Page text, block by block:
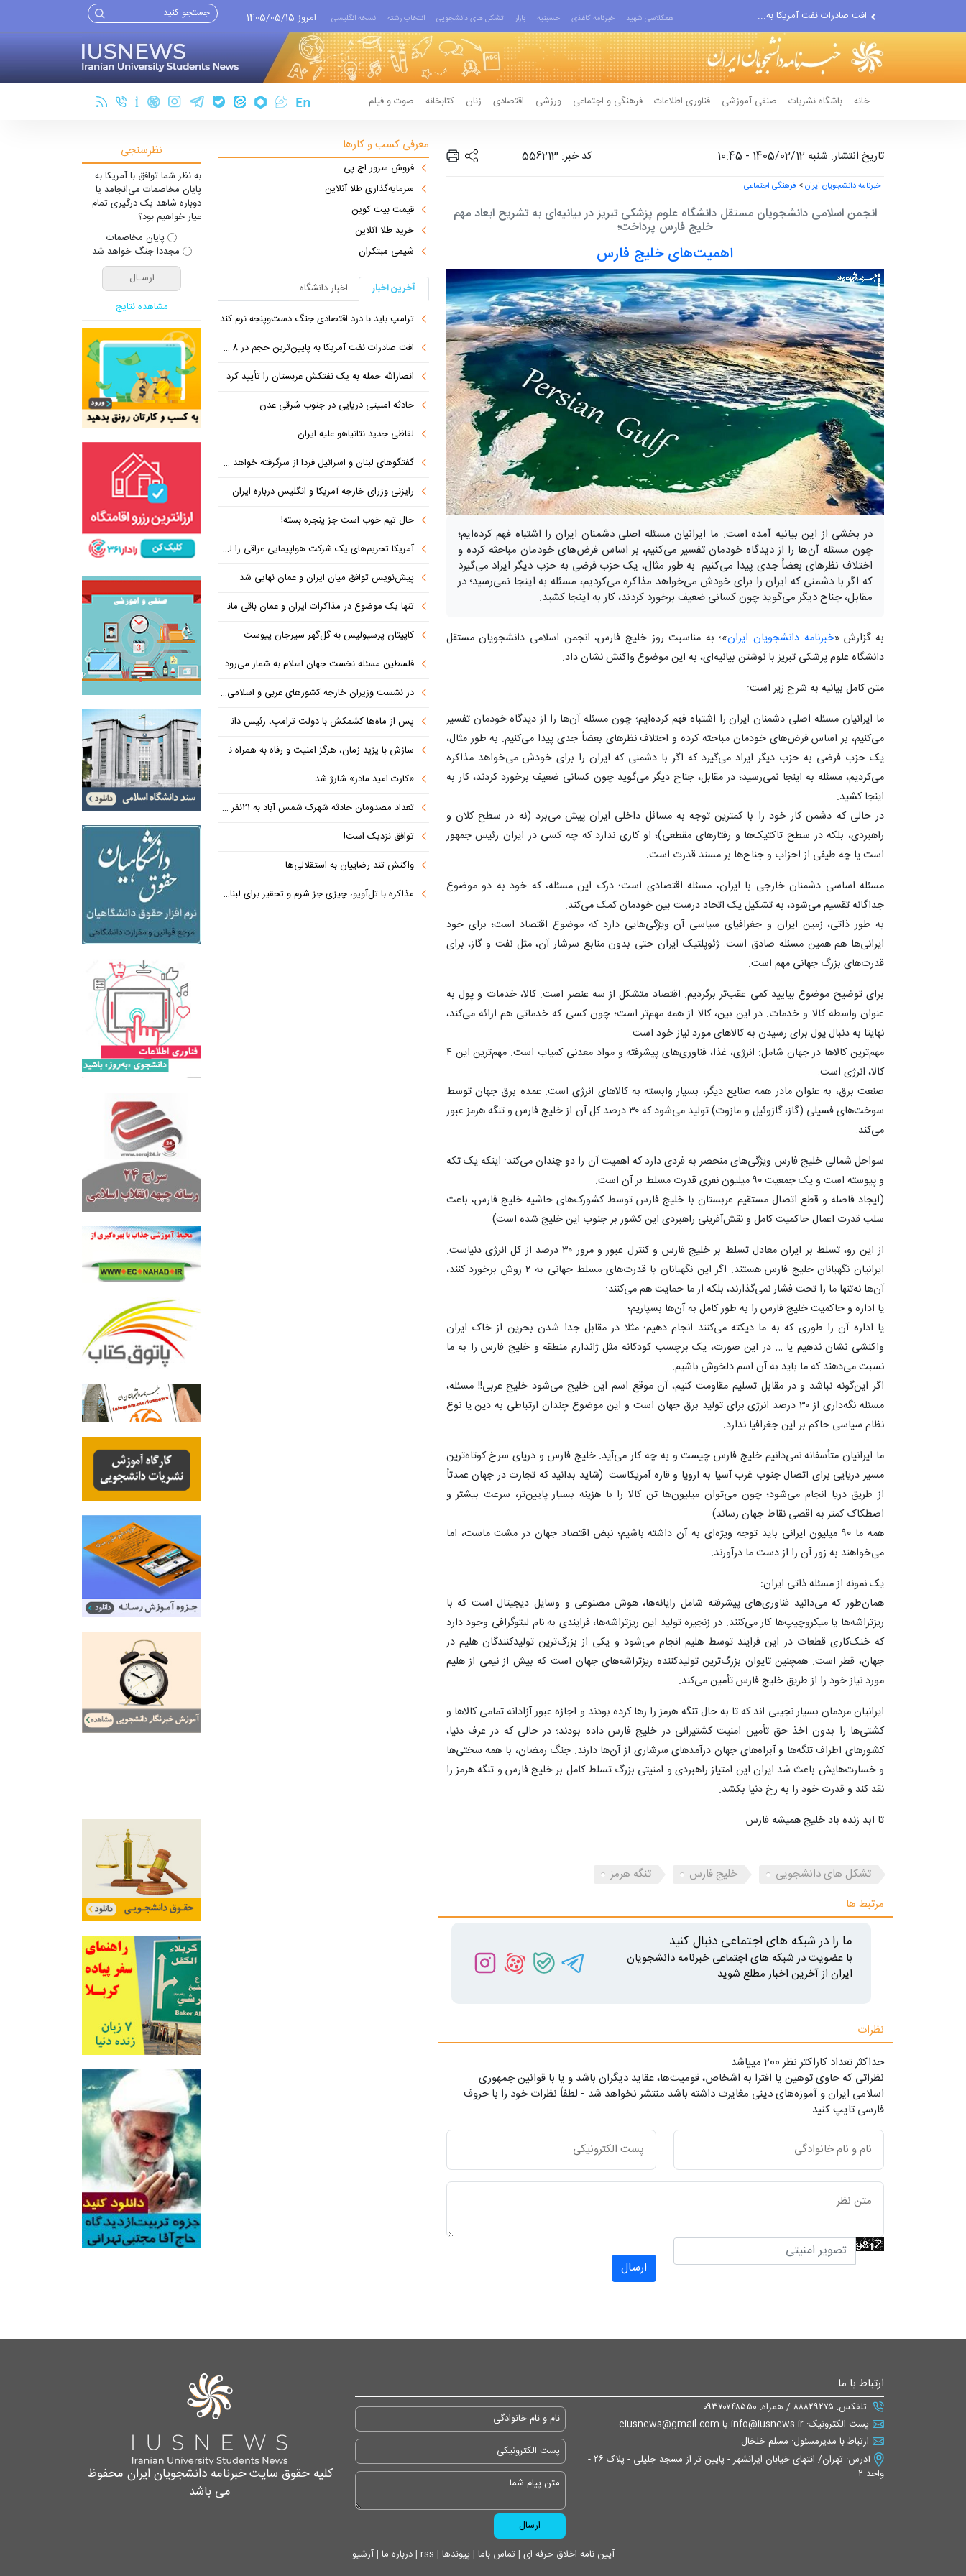
انصارالله حمله به یک نفتکش...
حادثه امنیتی دریایی در جنوب...
همکلاسی شهید خبرنامه کاغذی حسینیه بازار تشکل های دانشجویی انتخاب رشته نسخه انگلیسی امروز 1405/05/15
خانه باشگاه نشریات صنفی آموزشی فناوری اطلاعات فرهنگی و اجتماعی ورزشی اقتصادی زنان کتابخانه صوت و فیلم
تاریخ انتشار: شنبه 1405/02/12 - 10:45 کد خبر: 556213
خبرنامه دانشجویان ایران> فرهنگی اجتماعی
انجمن اسلامی دانشجویان مستقل دانشگاه علوم پزشکی تبریز در بیانیه‌ای به تشریح ابعاد مهم
خلیج فارس پرداخت؛
اهمیت‌های خلیج فارس
در بخشی از این بیانیه آمده است: ما ایرانیان مسئله اصلی دشمنان ایران را اشتباه فهم کرده‌ایم؛
چون مسئله آن‌ها را از دیدگاه خودمان تفسیر می‌کنیم، بر اساس فرض‌های خودمان مباحثه کرده و
اختلاف نظرهای بعضاً جدی پیدا می‌کنیم. به طور مثال، یک حزب فرضی به حزب دیگر ایراد می‌گیرد
که اگر با دشمنی که ایران را برای خودش می‌خواهد مذاکره می‌کردیم، مسئله به اینجا نمی‌رسید؛ در
مقابل، جناح دیگر می‌گوید چون کسانی ضعیف برخورد کردند، کار به اینجا کشید.
به گزارش «خبرنامه دانشجویان ایران»؛ به مناسبت روز خلیج فارس، انجمن اسلامی دانشجویان مستقل
دانشگاه علوم پزشکی تبریز با نوشتن بیانیه‌ای، به این موضوع واکنش نشان داد.
متن کامل بیانیه به شرح زیر است:
ما ایرانیان مسئله اصلی دشمنان ایران را اشتباه فهم کرده‌ایم؛ چون مسئله آن‌ها را از دیدگاه خودمان تفسیر
می‌کنیم، بر اساس فرض‌های خودمان مباحثه کرده و اختلاف نظرهای بعضاً جدی پیدا می‌کنیم. به طور مثال،
یک حزب فرضی به حزب دیگر ایراد می‌گیرد که اگر با دشمنی که ایران را برای خودش می‌خواهد مذاکره
می‌کردیم، مسئله به اینجا نمی‌رسید؛ در مقابل، جناح دیگر می‌گوید چون کسانی ضعیف برخورد کردند، کار به
اینجا کشید.
در حالی که دشمن کار خود را با کمترین توجه به مسائل داخلی ایران پیش می‌برد (نه در سطح کلان و
راهبردی، بلکه در سطح تاکتیک‌ها و رفتارهای مقطعی)؛ او کاری ندارد که چه کسی در ایران رئیس جمهور
است یا چه طیفی از احزاب و جناح‌ها بر مسند قدرت است.
مسئله اساسی دشمنان خارجی با ایران، مسئله اقتصادی است؛ درک این مسئله، که خود به دو موضوع
جداگانه تقسیم می‌شود، به تشکیل یک اتحاد درست بین خودمان کمک می‌کند.
به طور ذاتی، زمین ایران و جغرافیای سیاسی آن ویژگی‌هایی دارد که موضوع اقتصاد است؛ برای خود
ایرانی‌ها هم همین مسئله صادق است. ژئوپلتیک ایران حتی بدون منابع سرشار آن، مثل نفت و گاز، برای
قدرت‌های بزرگ جهانی مهم است.
برای توضیح موضوع بیایید کمی عقب‌تر برگردیم. اقتصاد متشکل از سه عنصر است: کالا، خدمات و پول به
عنوان واسطه کالا و خدمات. در این بین، کالا از همه مهم‌تر است؛ چون کسی که خدماتی هم ارائه می‌کند،
نهایتا به دنبال پول برای رسیدن به کالاهای مورد نیاز خود است.
مهم‌ترین کالاها در جهان شامل: انرژی، غذا، فناوری‌های پیشرفته و مواد معدنی کمیاب است. مهم‌ترین این ۴
کالا، انرژی است.
صنعت برق، به عنوان مادر همه صنایع دیگر، بسیار وابسته به کالاهای انرژی است. عمده برق جهان توسط
سوخت‌های فسیلی (گاز، گازوئیل و مازوت) تولید می‌شود که ۳۰ درصد کل آن از خلیج فارس و تنگه هرمز عبور
می‌کند.
سواحل شمالی خلیج فارس ویژگی‌های منحصر به فردی دارد که اهمیت آن را دو چندان می‌کند: اینکه یک تکه
و پیوسته است و یک جمعیت ۹۰ میلیون نفری قدرت مسلط بر آن است.
(ایجاد فاصله و قطع اتصال مستقیم عربستان با خلیج فارس توسط کشورک‌های حاشیه خلیج فارس، باعث
سلب قدرت اعمال حاکمیت کامل و نقش‌آفرینی راهبردی این کشور بر جنوب این خلیج شده است)
از این رو، تسلط بر ایران معادل تسلط بر خلیج فارس و کنترل عبور و مرور ۳۰ درصد از کل انرژی دنیاست.
ایرانیان نگهبانان خلیج فارس هستند. اگر این نگهبانان با قدرت‌های مسلط جهانی به ۲ روش برخورد کنند،
آن‌ها نه‌تنها ما را تحت فشار نمی‌گذارند، بلکه از ما حمایت هم می‌کنند:
یا اداره و حاکمیت خلیج فارس را به طور کامل به آن‌ها بسپاریم؛
یا اداره آن را طوری که به ما دیکته می‌کنند انجام دهیم؛ مثلا در مقابل جدا شدن بحرین از خاک ایران
واکنشی نشان ندهیم یا … در این صورت، یک برچسب کودکانه مثل ژاندارم منطقه و خلیج فارس را به ما
نسبت می‌دهند که ما باید به آن اسم دلخوش باشیم.
اگر این‌گونه نباشد و در مقابل تسلیم مقاومت کنیم، آن موقع اسم این خلیج می‌شود خلیج عربی!! مسئله،
مسئله نگه‌داری از ۳۰ درصد انرژی برای تولید برق جهان است و این موضوع چندان ارتباطی به دین یا نوع
نظام سیاسی حاکم بر این جغرافیا ندارد.
ما ایرانیان متأسفانه نمی‌دانیم خلیج فارس چیست و به چه کار می‌آید. خلیج فارس و دریای سرخ کوتاه‌ترین
مسیر دریایی برای اتصال جنوب غرب آسیا به اروپا و قاره آمریکاست. (شاید بدانید که تجارت در جهان عمدتاً
از طریق دریا انجام می‌شود؛ چون می‌توان میلیون‌ها تن کالا را با هزینه بسیار پایین‌تر، سرعت بیشتر و
اصطکاک کمتر به اقصی نقاط جهان رساند)
همه ما ۹۰ میلیون ایرانی باید توجه ویژه‌ای به آن داشته باشیم؛ نبض اقتصاد جهان در مشت ماست، اما
می‌خواهند به زور آن را از دست ما درآورند.
یک نمونه از مسئله ذاتی ایران:
همان‌طور که می‌دانید فناوری‌های پیشرفته شامل رایانه‌ها، هوش مصنوعی و وسایل دیجیتال است که با
ریزتراشه‌ها یا میکروچیپ‌ها کار می‌کنند. در زنجیره تولید این ریزتراشه‌ها، فرایندی به نام لیتوگرافی وجود دارد
که خنک‌کاری قطعات در این فرایند توسط هلیم انجام می‌شود و یکی از بزرگ‌ترین تولیدکنندگان هلیم در
جهان، قطر است. همچنین تایوان بزرگ‌ترین تولیدکننده ریزتراشه‌های جهان است که بیش از نیمی از هلیم
مورد نیاز خود را از طریق خلیج فارس تأمین می‌کند.
ایرانیان مردمان بسیار نجیبی اند که تا به حال تنگه هرمز را رها کرده بودند و اجازه عبور آزادانه تمامی کالاها و
کشتی‌ها را بدون اخذ حق تأمین امنیت کشتیرانی در خلیج فارس داده بودند؛ در حالی که در عرف دنیا،
کشورهای اطراف تنگه‌ها و آبراه‌های جهان درآمدهای سرشاری از آن‌ها دارند. جنگ رمضان، با همه سختی‌ها
و خسارت‌هایش باعث شد ایران این امتیاز راهبردی و امنیتی بزرگ تسلط کامل بر خلیج فارس و تنگه هرمز را
نقد کند و قدرت خود را به رخ دنیا بکشد.
تا ابد زنده باد خلیج همیشه فارس
تشکل های دانشجویی خلیج فارس
تنگه هرمز
مرتبط ها
ما را در شبکه های اجتماعی دنبال کنید
با عضویت در شبکه های اجتماعی خبرنامه دانشجویان
ایران از آخرین اخبار مطلع شوید
نظرات
حداکثر تعداد کاراکتر نظر 200 ميياشد
نظراتی که حاوی توهین یا افترا به اشخاص، قومیت‌ها، عقاید دیگران باشد و یا با قوانین جمهوری
اسلامی ایران و آموزه‌های دینی مغایرت داشته باشد منتشر نخواهد شد - لطفاً نظرات خود را با حروف
فارسی تایپ کنید
ارسال
معرفی کسب و کارها
فروش سرور اچ پی
سرمایه‌گذاری طلا آنلاین
قیمت بیت کوین
خرید طلا آنلاین
شیمی مبتکران
آخرین اخبار
اخبار دانشگاه
ترامپ باید با درد اقتصادیِ جنگ دست‌و‌پنجه نرم کند
افت صادرات نفت آمریکا به پایین‌ترین حجم در ۸ ماه اخیر
انصارالله حمله به یک نفتکش عربستان را تأیید کرد
حادثه امنیتی دریایی در جنوب شرقی عدن
لفاظی جدید نتانیاهو علیه ایران
گفتگوهای لبنان و اسرائیل فردا از سرگرفته خواهد شد!
رایزنی وزرای خارجه آمریکا و انگلیس درباره ایران
حال تیم خوب است جز پنجره بسته!
آمریکا تحریم‌های یک شرکت هواپیمایی عراقی را لغو کرد
پیش‌نویس توافق میان ایران و عمان نهایی شد
تنها یک موضوع در مذاکرات ایران و عمان باقی مانده است
کاپیتان پرسپولیس به گل‌گهر سیرجان پیوست
فلسطین مسئله نخست جهان اسلام به شمار می‌رود
در نشست وزیران خارجه کشورهای عربی و اسلامی در امان چه گذشت؟
پس از ماه‌ها کشمکش با دولت ترامپ، رئیس دانشگاه براون کنار می‌رود
سازش با یزید زمان، هرگز امنیت و رفاه به همراه نداشته است
«کارت امید مادر» شارژ شد
تعداد مصدومان حادثه شهرک شمس آباد به ۲۱نفر رسید
توافق نزدیک است!
واکنش تند رضاییان به استقلالی‌ها
مذاکره با تل‌آویو، چیزی جز شرم و تحقیر برای لبنان ندارد
نظرسنجی
به نظر شما توافق با آمریکا به
پایان مخاصمات می‌انجامد یا
دوباره شاهد یک درگیری تمام
عیار خواهیم بود؟
پایان مخاصمات
مجددا جنگ خواهد شد
مشاهده نتایج
ارتباط با ما
تلفکس: ۸۸۸۲۹۲۷۵ / همراه: ۰۹۳۷۰۷۴۸۵۵۰
پست الکترونیک: info@iusnews.ir یا eiusnews@gmail.com
ارتباط با مدیرمسئول: مسلم خلخال
آدرس: تهران/ انتهای خیابان ایرانشهر - پایین تر از مسجد جلیلی - پلاک ۲۶ -
واحد ۲
کلیه حقوق سایت خبرنامه دانشجویان ایران محفوظ
می باشد
آیین نامه اخلاق حرفه ای | تماس باما | پیوندها |
rss
|درباره ما |آرشیو